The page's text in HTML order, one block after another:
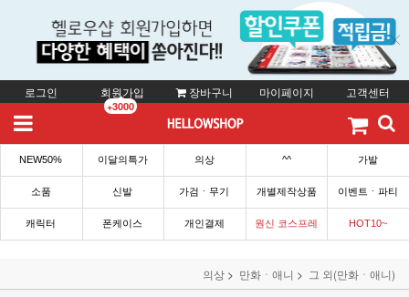
로그인 회원가입
+3000
장바구니 마이페이지 고객센터
NEW50% 이달의특가 의상 ^^ 가발
소품 신발 가검ㆍ무기 개별제작상품 이벤트ㆍ파티
캐릭터 폰케이스 개인결제 원신 코스프레 HOT10~
의상 만화ㆍ애니 그 외(만화ㆍ애니)